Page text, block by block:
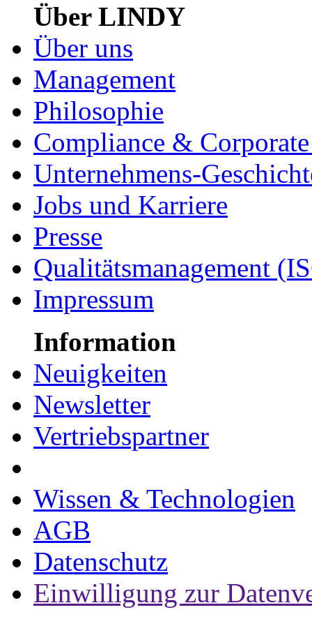
Über LINDY
Über uns
Management
Philosophie
Compliance &
Unternehmens-
Jobs und Karriere
Presse
Qualitätsmanagement
Impressum
Information
Neuigkeiten
Newsletter
Vertriebspartner
Wissen & Technologien
AGB
Datenschutz
Einwilligung zur